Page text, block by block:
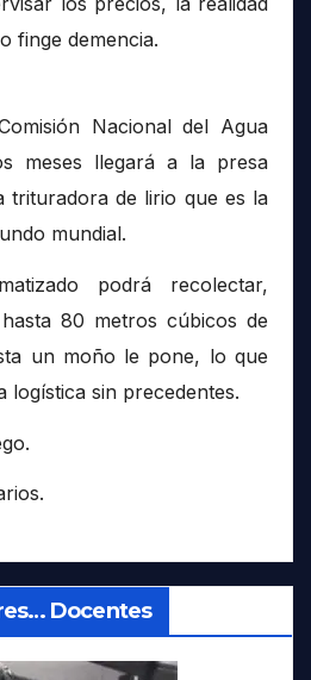
finge demencia.
Nacional del Agua
meses llegará a la presa
trituradora de lirio que es la
mundial.
podrá recolectar,
80 metros cúbicos de
un moño le pone, lo que
logística sin precedentes.
Docentes